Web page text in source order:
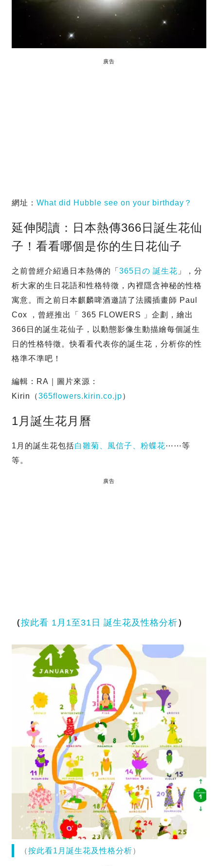
廣告
網址： What did Hubble see on your birthday？
延伸閱讀：日本熱傳366日誕生花仙
子！看看哪個是你的生日花仙子
之前曾經介紹過日本熱傳的「 365日の 誕生花 」，分
析大家的生日花語和性格特徵，內裡隱含神秘的性格
寓意。而之前日本麒麟啤酒邀請了法國插畫師 Paul
Cox ，曾經推出「 365 FLOWERS 」企劃，繪出
366日的誕生花仙子，以動態影像生動描繪每個誕生
日的性格特徵。快看看代表你的誕生花，分析你的性
格準不準吧！
編輯：RA｜圖片來源：
Kirin（365flowers.kirin.co.jp）
1月誕生花月曆
1月的誕生花包括白雛菊、風信子、粉蝶花⋯⋯等
等。
廣告
（按此看 1月1至31日 誕生花及性格分析）
（按此看1月誕生花及性格分析）